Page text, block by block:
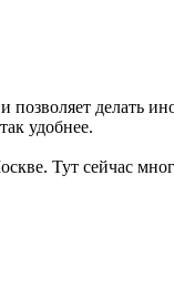
делать
удобнее.
Тут сейчас